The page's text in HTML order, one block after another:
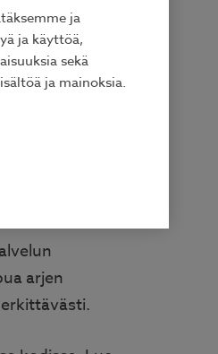
fyysiseen
ja
läheisiä tai
arjen
ja
ja käyttöä,
sekä
ja mainoksia.